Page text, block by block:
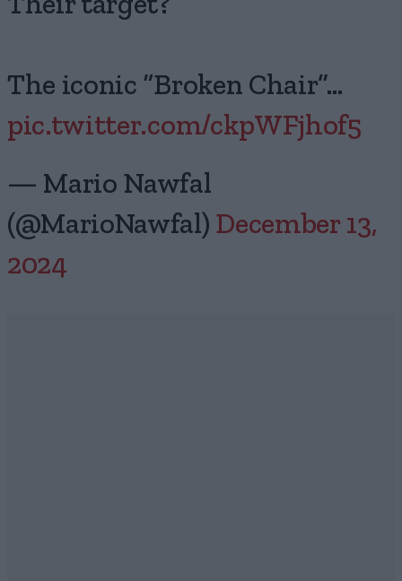
The iconic “Broken Chair”…
pic.twitter.com/ckpWFjhof5
— Mario Nawfal
(@MarioNawfal) December 13,
2024